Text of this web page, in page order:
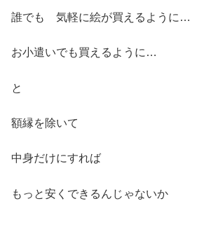
誰でも 気軽に絵が買えるように…
お小遣いでも買えるように…
と
額縁を除いて
中身だけにすれば
もっと安くできるんじゃないか